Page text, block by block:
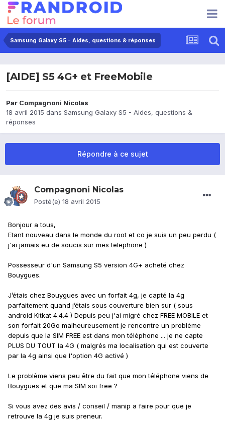
Samsung Galaxy S5 - Aides, questions & réponses
[AIDE] S5 4G+ et FreeMobile
Par Compagnoni Nicolas
18 avril 2015 dans Samsung Galaxy S5 - Aides, questions &
réponses
Répondre à ce sujet
Compagnoni Nicolas
Posté(e) 18 avril 2015
Bonjour a tous,
Etant nouveau dans le monde du root et co je suis un peu perdu (
j'ai jamais eu de soucis sur mes telephone )
Possesseur d'un Samsung S5 version 4G+ acheté chez
Bouygues.
J’étais chez Bouygues avec un forfait 4g, je capté la 4g
parfaitement quand j’étais sous couverture bien sur ( sous
android Kitkat 4.4.4 ) Depuis peu j'ai migré chez FREE MOBILE et
son forfait 20Go malheureusement je rencontre un problème
depuis que la SIM FREE est dans mon téléphone ... je ne capte
PLUS DU TOUT la 4G ( malgrés ma localisation qui est couverte
par la 4g ainsi que l'option 4G activé )
Le problème viens peu être du fait que mon téléphone viens de
Bouygues et que ma SIM soi free ?
Si vous avez des avis / conseil / manip a faire pour que je
retrouve la 4g je suis preneur.